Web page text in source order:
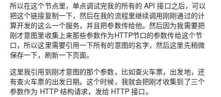
所以在这个节点里，单点调试完我的所有的 API 接口之后，可以
把这个链接复制一下，然后在我的流程里继续调用刚刚通过的计
算开发的这么一个服务，并且把参数传给他。然后因为我需要把
刚才意图里收集上来那些参数作为HTTP节口的参数传给这个节
口，所以这里需要引用一下所有的意图的名字，然后这里先稍微
保存一下，刷新一下页面。
这里我引用到刚才意图的那个参数，比如查火车票，出发地，还
有查火车票的出发日期。这个时候，我就会把刚才收集到了三个
参数作为 HTTP 结构请求，发给 HTTP 接口。